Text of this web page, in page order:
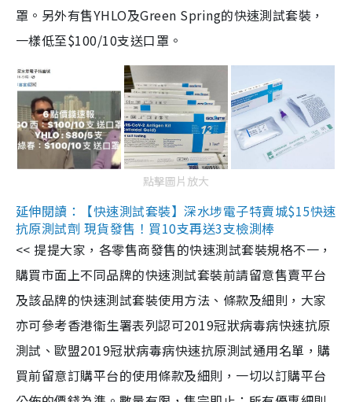
罩。另外有售YHLO及Green Spring的快速測試套裝，
一樣低至$100/10支送口罩。
點擊圖片放大
延伸閱讀：【快速測試套裝】深水埗電子特賣城$15快速
抗原測試劑 現貨發售！買10支再送3支檢測棒
<< 提提大家，各零售商發售的快速測試套裝規格不一，
購買市面上不同品牌的快速測試套裝前請留意售賣平台
及該品牌的快速測試套裝使用方法、條款及細則，大家
亦可參考香港衞生署表列認可2019冠狀病毒病快速抗原
測試、歐盟2019冠狀病毒病快速抗原測試通用名單，購
買前留意訂購平台的使用條款及細則，一切以訂購平台